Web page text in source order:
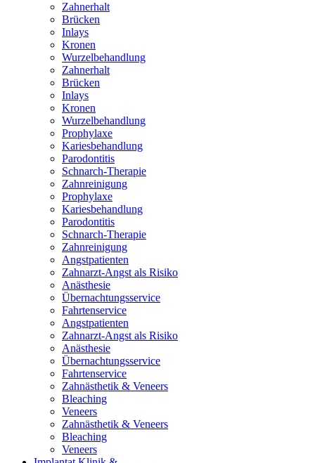
Zahnerhalt
Brücken
Inlays
Kronen
Wurzelbehandlung
Zahnerhalt
Brücken
Inlays
Kronen
Wurzelbehandlung
Prophylaxe
Kariesbehandlung
Parodontitis
Schnarch-Therapie
Zahnreinigung
Prophylaxe
Kariesbehandlung
Parodontitis
Schnarch-Therapie
Zahnreinigung
Angstpatienten
Zahnarzt-Angst als Risiko
Anästhesie
Übernachtungsservice
Fahrtenservice
Angstpatienten
Zahnarzt-Angst als Risiko
Anästhesie
Übernachtungsservice
Fahrtenservice
Zahnästhetik & Veneers
Bleaching
Veneers
Zahnästhetik & Veneers
Bleaching
Veneers